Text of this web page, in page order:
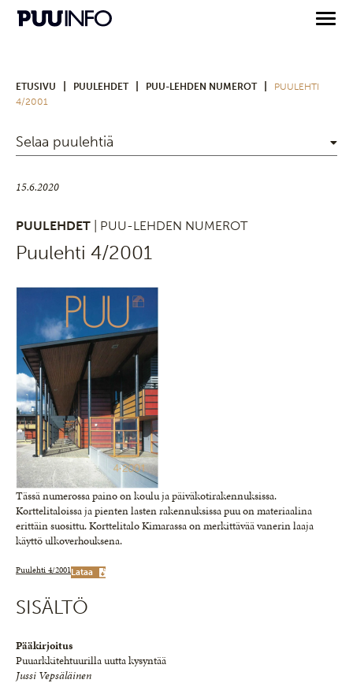
ETUSIVU PUULEHDET PUU-LEHDEN NUMEROT
PUULEHTI
4/2001
Selaa puulehtiä
15.6.2020
PUULEHDET | PUU-LEHDEN NUMEROT
Puulehti 4/2001
Tässä numerossa paino on koulu ja päiväkotirakennuksissa.
Korttelitaloissa ja pienten lasten rakennuksissa puu on materiaalina
erittäin suosittu. Korttelitalo Kimarassa on merkittävää vanerin laaja
käyttö ulkoverhouksena.
Puulehti 4/2001Lataa
SISÄLTÖ
Pääkirjoitus
Puuarkkitehtuurilla uutta kysyntää
Jussi Vepsäläinen